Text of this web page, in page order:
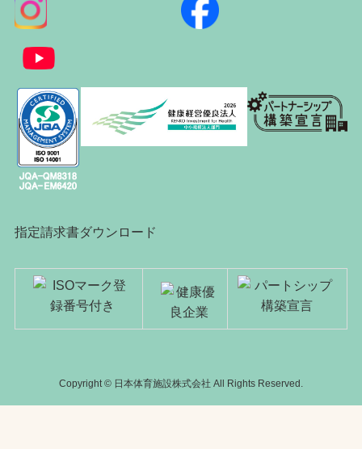
指定請求書ダウンロード
Copyright © 日本体育施設株式会社 All Rights Reserved.